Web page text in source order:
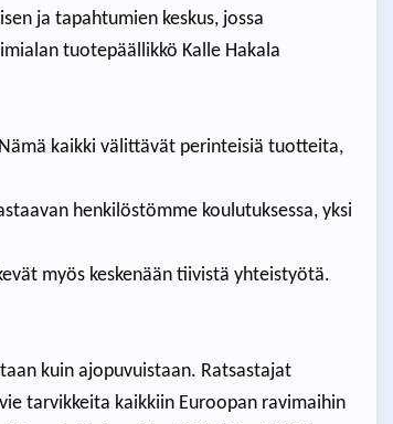
ja tapahtumien keskus, jossa
tuotepäällikkö Kalle Hakala
kaikki välittävät perinteisiä tuotteita,
henkilöstömme koulutuksessa, yksi
myös keskenään tiivistä yhteistyötä.
kuin ajopuvuistaan. Ratsastajat
tarvikkeita kaikkiin Euroopan ravimaihin